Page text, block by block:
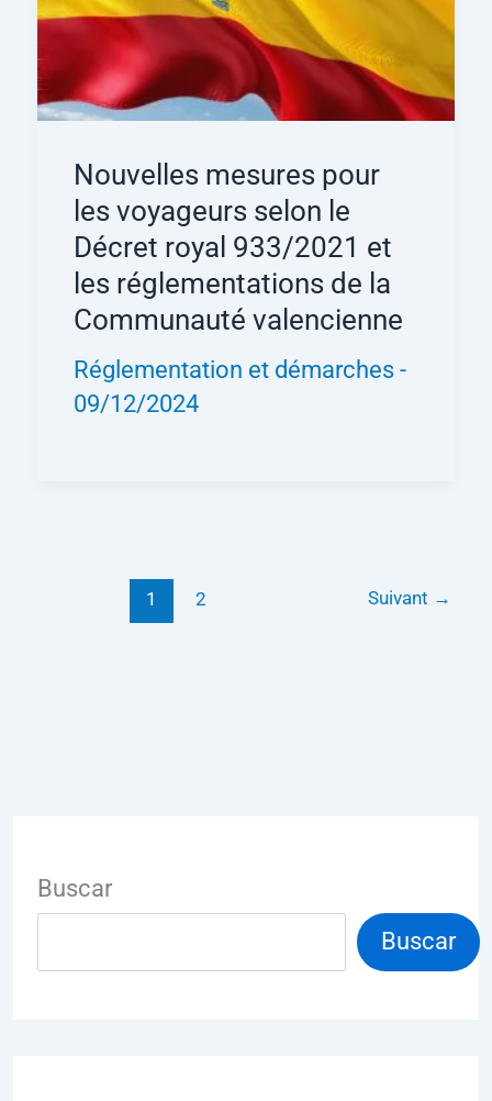
Buscar
Buscar
Nouvelles mesures pour
les voyageurs selon le
Décret royal 933/2021 et
les réglementations de la
Communauté valencienne
Réglementation et démarches-
09/12/2024
1 2 Suivant →